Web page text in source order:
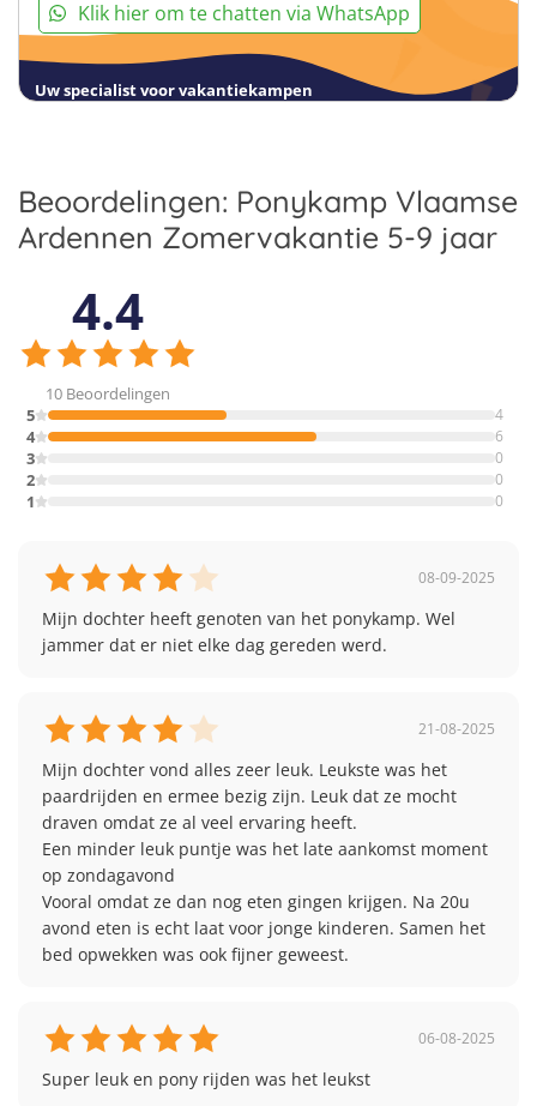
Klik hier om te chatten via WhatsApp
Uw specialist voor vakantiekampen
Beoordelingen: Ponykamp Vlaamse
Ardennen Zomervakantie 5-9 jaar
4.4
10 Beoordelingen
5
4
4 6
3 0
2 0
1 0
08-09-2025
Mijn dochter heeft genoten van het ponykamp. Wel
jammer dat er niet elke dag gereden werd.
21-08-2025
Mijn dochter vond alles zeer leuk. Leukste was het
paardrijden en ermee bezig zijn. Leuk dat ze mocht
draven omdat ze al veel ervaring heeft.
Een minder leuk puntje was het late aankomst moment
op zondagavond
Vooral omdat ze dan nog eten gingen krijgen. Na 20u
avond eten is echt laat voor jonge kinderen. Samen het
bed opwekken was ook fijner geweest.
06-08-2025
Super leuk en pony rijden was het leukst